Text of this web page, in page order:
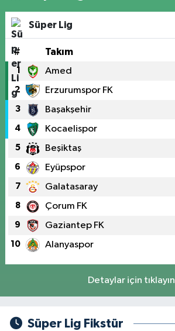
Süper Lig
# Takım
1 Amed
2 Erzurumspor FK
3 Başakşehir
4 Kocaelispor
5 Beşiktaş
6 Eyüpspor
7 Galatasaray
8 Çorum FK
9 Gaziantep FK
10 Alanyaspor
Detaylar için tıklayın
Süper Lig Fikstür